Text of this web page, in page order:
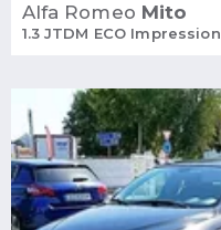
Alfa Romeo Mito
1.3 JTDM ECO Impression